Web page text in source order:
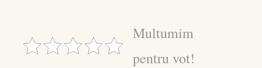
Multumim
pentru vot!